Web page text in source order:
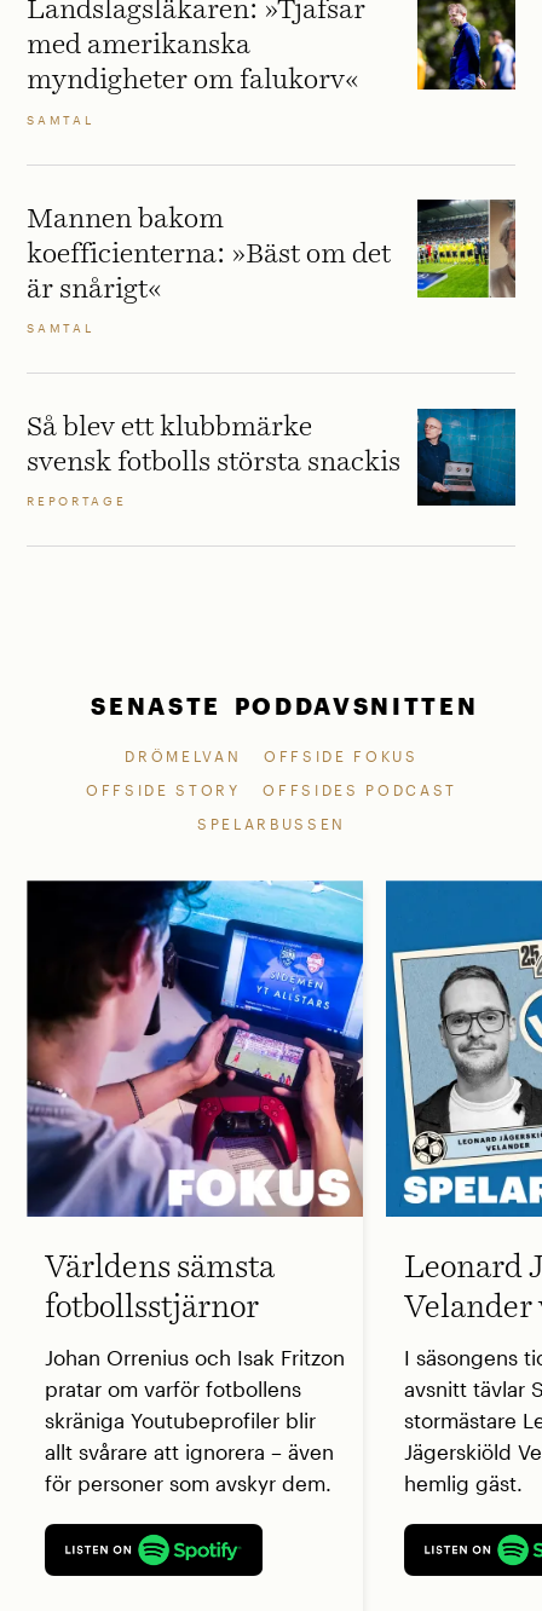
Landslagsläkaren: »Tjafsar
med amerikanska
myndigheter om falukorv«
SAMTAL
Mannen bakom
koefficienterna: »Bäst om det
är snårigt«
SAMTAL
Så blev ett klubbmärke
svensk fotbolls största snackis
REPORTAGE
SENASTE PODDAVSNITTEN
DRÖMELVAN
OFFSIDE FOKUS
OFFSIDE STORY
OFFSIDES PODCAST
SPELARBUSSEN
Världens sämsta
fotbollsstjärnor
Johan Orrenius och Isak Fritzon
pratar om varför fotbollens
skräniga Youtubeprofiler blir
allt svårare att ignorera – även
för personer som avskyr dem.
Leonard
Velander
I säsongens
avsnitt tävlar
stormästare
Jägerskiöld
hemlig gäst.